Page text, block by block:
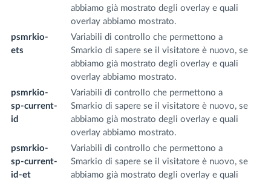
abbiamo già mostrato degli overlay e quali
overlay abbiamo mostrato.
psmrkio-
ets
Variabili di controllo che permettono a
Smarkio di sapere se il visitatore è nuovo, se
abbiamo già mostrato degli overlay e quali
overlay abbiamo mostrato.
psmrkio-
sp-current-
id
Variabili di controllo che permettono a
Smarkio di sapere se il visitatore è nuovo, se
abbiamo già mostrato degli overlay e quali
overlay abbiamo mostrato.
psmrkio-
sp-current-
id-et
Variabili di controllo che permettono a
Smarkio di sapere se il visitatore è nuovo, se
abbiamo già mostrato degli overlay e quali